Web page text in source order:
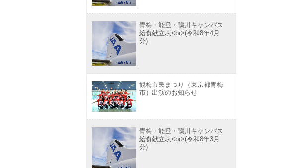
青梅・能登・鴨川キャンパス
給食献立表<br>(令和8年4月
分)
観梅市民まつり（東京都青梅
市）出演のお知らせ
青梅・能登・鴨川キャンパス
給食献立表<br>(令和8年3月
分)